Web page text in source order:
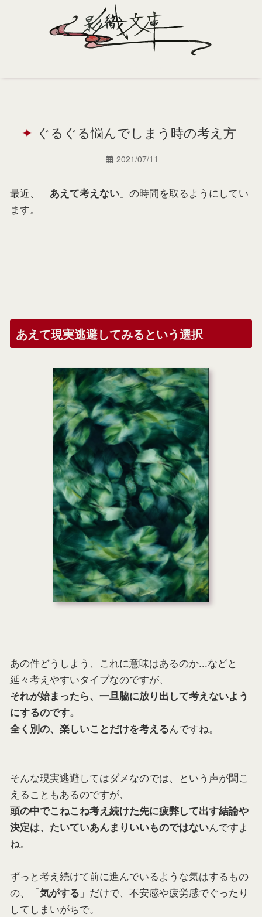
Portfolio
ぐるぐる悩んでしまう時の考え方
2021/07/11
最近、「あえて考えない 」の時間を取るようにしてい
ます。
あえて現実逃避してみるという選択
あの件どうしよう、これに意味はあるのか...などと
延々考えやすいタイプなのですが、
それが始まったら、一旦脇に放り出して考えないよう
にするのです。
全く別の、楽しいことだけを考えるんですね。
そんな現実逃避してはダメなのでは、という声が聞こ
えることもあるのですが、
頭の中でこねこね考え続けた先に疲弊して出す結論や
決定は、たいていあんまりいいものではないんですよ
ね。
ずっと考え続けて前に進んでいるような気はするもの
の、「気がする 」だけで、不安感や疲労感でぐったり
してしまいがちで。